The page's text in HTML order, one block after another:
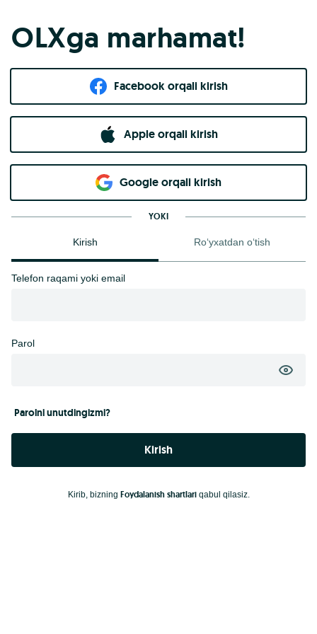
OLXga marhamat!
Facebook orqali kirish​
Apple orqali kirish
Goo​g​le orqali kirish
YOKI
Kirish Ro‘yxatdan o‘tish
Telefon raqami yoki email
Parol
Parolni unutdingizmi?
Kirish
Kirib, bizning Foydalanish shartlariqabul qilasiz.